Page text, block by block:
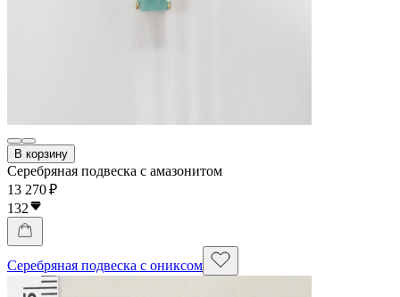
В корзину
Серебряная подвеска с амазонитом
13 270 ₽
132
Серебряная подвеска с ониксом